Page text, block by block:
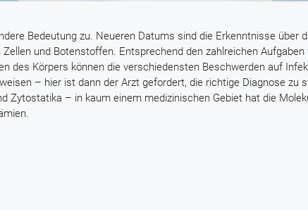
Bedeutung zu. Neueren Datums sind die Erkenntnisse über
und Botenstoffen. Entsprechend den zahlreichen Aufgaben
des Körpers können die verschiedensten Beschwerden auf
– hier ist dann der Arzt gefordert, die richtige Diagnose zu
Zytostatika – in kaum einem medizinischen Gebiet hat die